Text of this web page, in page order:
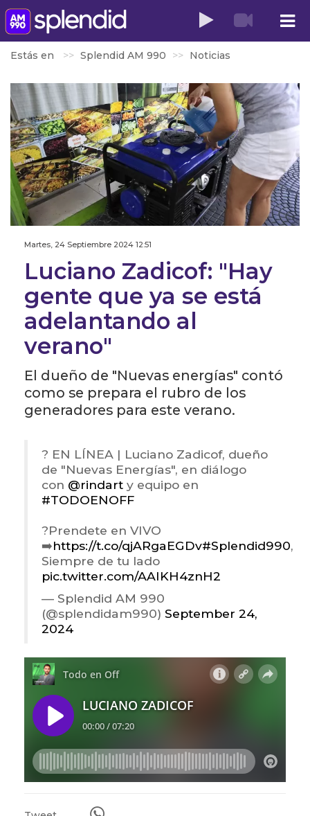
Estás en Splendid AM 990 Noticias
Martes, 24 Septiembre 2024 12:51
Luciano Zadicof: "Hay
gente que ya se está
adelantando al
verano"
El dueño de "Nuevas energías" contó
como se prepara el rubro de los
generadores para este verano.
? EN LÍNEA | Luciano Zadicof, dueño
de "Nuevas Energías", en diálogo
con @rindart y equipo en
#TODOENOFF
?Prendete en VIVO
➡️https://t.co/qjARgaEGDv#Splendid990,
Siempre de tu lado
pic.twitter.com/AAIKH4znH2
— Splendid AM 990
(@splendidam990) September 24,
2024